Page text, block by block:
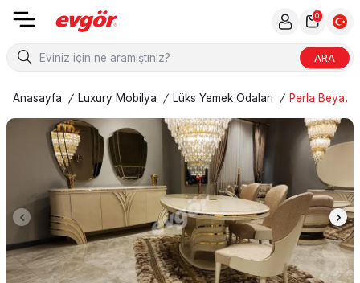
ARA
0
Anasayfa / Luxury Mobilya / Lüks Yemek Odaları / Perla Beyaz